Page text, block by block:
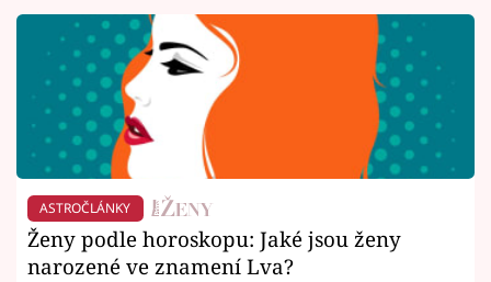
ASTROČLÁNKY
Ženy podle horoskopu: Jaké jsou ženy
narozené ve znamení Lva?